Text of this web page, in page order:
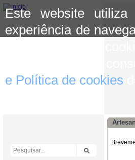
Este website
experiência de
e Política de cookies